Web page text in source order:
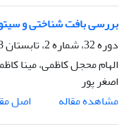
بررسی بافت شناختی و
دوره 32، شماره 2، تابستان 1398، صفحه
الهام محجل کاظمی، مینا
اصغر پور
مشاهده مقاله
اصل